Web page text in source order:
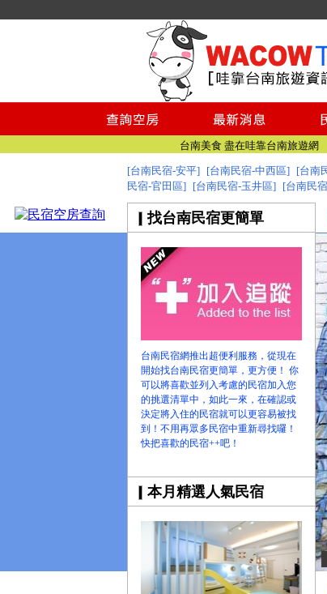
台南民宿
台南美食 盡在哇靠台南旅遊網
找台南民宿 就到哇靠台南民宿旅遊資訊網
台南旅遊網全新登場!
台南民宿
台南美食 盡在哇靠台南旅遊網
找台南民宿 就到哇靠台南民宿旅遊資訊網
台南旅遊網全新登場!
[台南民宿-安平] [台南民宿-中西區] [台南
民宿-官田區] [台南民宿-玉井區] [台南民
找台南民宿更簡單
台南民宿網推出超便利服務，從現在
開始找台南民宿更簡單，更方便！ 你
可以將喜歡並列入考慮的民宿加入您
的挑選清單中，如此一來，在確認或
決定將入住的民宿就可以更容易被找
到！不用再眾多民宿中重新尋找囉！
快把喜歡的民宿++吧！
本月精選人氣民宿